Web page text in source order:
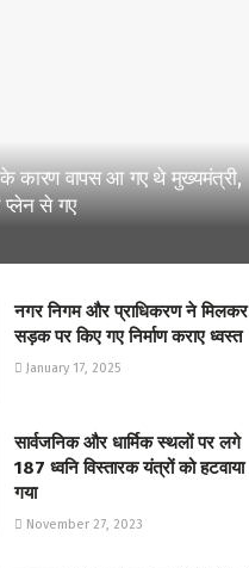
के कारण वापस आ गए थे मुख्यमंत्री,
प्लेन से गए
नगर निगम और प्राधिकरण ने मिलकर
सड़क पर किए गए निर्माण कराए ध्वस्त
January 17, 2025
सार्वजनिक और धार्मिक स्थलों पर लगे
187 ध्वनि विस्तारक यंत्रों को हटवाया
गया
November 27, 2023